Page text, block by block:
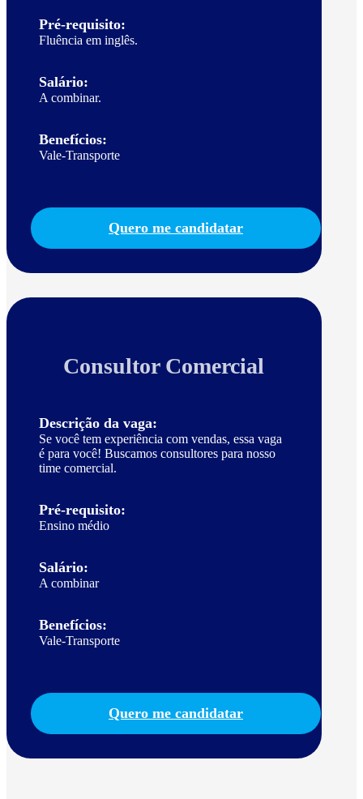
Pré-requisito:
Fluência em inglês.
Salário:
A combinar.
Benefícios:
Vale-Transporte
Quero me candidatar
Consultor Comercial
Descrição da vaga:
Se você tem experiência com vendas, essa vaga
é para você! Buscamos consultores para nosso
time comercial.
Pré-requisito:
Ensino médio
Salário:
A combinar
Benefícios:
Vale-Transporte
Quero me candidatar